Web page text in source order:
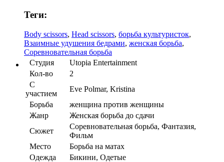
Теги:
Body scissors, Head scissors, борьба культуристок,
Взаимные удушения бедрами, женская борьба,
Соревновательная борьба
Студия
Utopia Entertainment
Кол-во
2
С
участием
Eve Polmar, Kristina
Борьба
женщина против женщины
Жанр
Женская борьба до сдачи
Сюжет
Соревновательная борьба, Фантазия,
Фильм
Место
Борьба на матах
Одежда
Бикини, Одетые